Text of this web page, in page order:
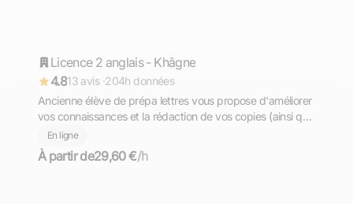
Répond rapidement
Licence 2 anglais - Khâgne
4.813 avis ·204h données
Ancienne élève de prépa lettres vous propose d'améliorer
vos connaissances et la rédaction de vos copies (ainsi que
la méthode)
En ligne
À partir de29,60 €/h